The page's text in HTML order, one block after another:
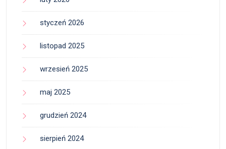
styczeń 2026
listopad 2025
wrzesień 2025
maj 2025
grudzień 2024
sierpień 2024